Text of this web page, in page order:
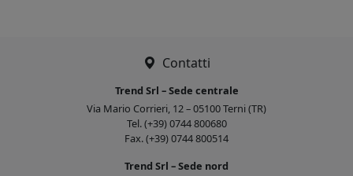
Contatti
Trend Srl – Sede centrale
Via Mario Corrieri, 12 – 05100 Terni (TR)
Tel. (+39) 0744 800680
Fax. (+39) 0744 800514
Trend Srl – Sede nord